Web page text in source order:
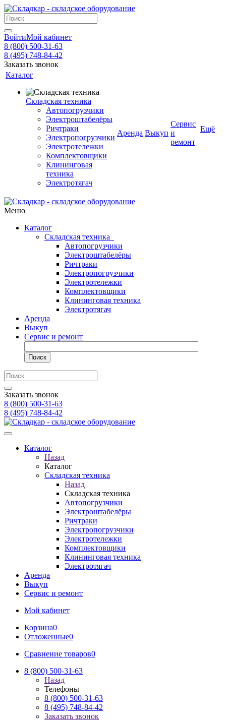
ВойтиМой кабинет
8 (800) 500-31-63
8 (495) 748-84-42
Заказать звонок
Каталог
Складская техника
Автопогрузчики
Электроштабелёры
Ричтраки
Электропогрузчики
Электротележки
Комплектовщики
Клининговая
техника
Электротягач
Аренда Выкуп
Сервис
и
ремонт
Ещё
Меню
Каталог
Складская техника
Автопогрузчики
Электроштабелёры
Ричтраки
Электропогрузчики
Электротележки
Комплектовщики
Клининговая техника
Электротягач
Аренда
Выкуп
Сервис и ремонт
Поиск
Заказать звонок
8 (800) 500-31-63
8 (495) 748-84-42
Каталог
Назад
Каталог
Складская техника
Назад
Складская техника
Автопогрузчики
Электроштабелёры
Ричтраки
Электропогрузчики
Электротележки
Комплектовщики
Клининговая техника
Электротягач
Аренда
Выкуп
Сервис и ремонт
Мой кабинет
Корзина0
Отложенные0
Сравнение товаров0
8 (800) 500-31-63
Назад
Телефоны
8 (800) 500-31-63
8 (495) 748-84-42
Заказать звонок